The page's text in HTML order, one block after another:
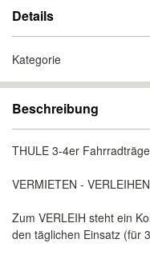
Details
Kategorie
Beschreibung
THULE 3-4er
VERMIETEN -
Zum VERLEIH steht ein
den täglichen Einsatz (für